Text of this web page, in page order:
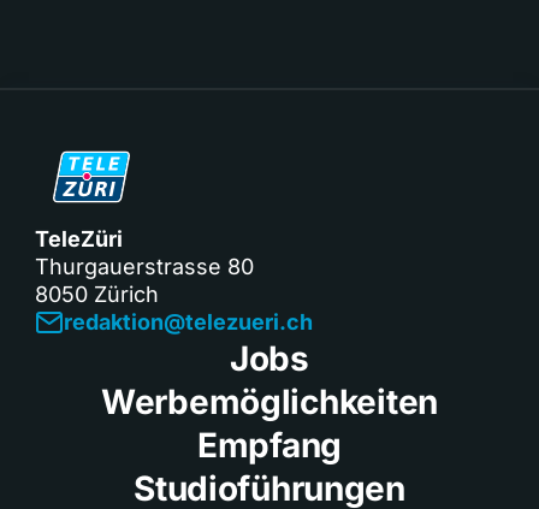
TeleZüri
Thurgauerstrasse 80
8050 Zürich
redaktion@telezueri.ch
Jobs
Werbemöglichkeiten
Empfang
Studioführungen